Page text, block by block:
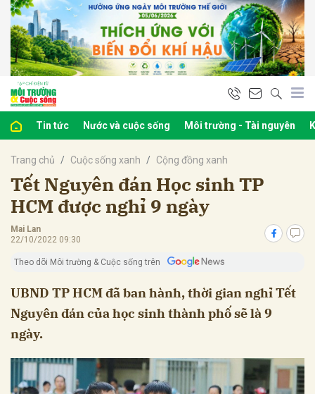
Tin tức Nước và cuộc sống Môi trường - Tài nguyên
Trang chủ Cuộc sống xanh Cộng đồng xanh
Tết Nguyên đán Học sinh TP
HCM được nghỉ 9 ngày
Mai Lan
22/10/2022 09:30
Theo dõi Môi trường & Cuộc sống trên
UBND TP HCM đã ban hành, thời gian nghỉ Tết
Nguyên đán của học sinh thành phố sẽ là 9
ngày.
luận